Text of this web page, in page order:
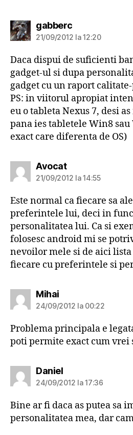
gabbercspune:
21/09/2012 la 12:20
Daca dispui de suficienti
gadget-ul si dupa
gadget cu un raport
PS: in viitorul apropiat
eu o tableta Nexus 7, desi
pana ies tabletele Win8
exact care diferenta de OS)
Avocatspune:
21/09/2012 la 14:55
Este normal ca fiecare sa
preferintele lui, deci in
personalitatea lui. Ca si
folosesc android mi se
nevoilor mele si de aici
fiecare cu preferintele si
Mihaispune:
24/09/2012 la 00:22
Problema principala e
poti permite exact cum vrei
Danielspune:
24/09/2012 la 17:36
Bine ar fi daca as putea sa
personalitatea mea, dar